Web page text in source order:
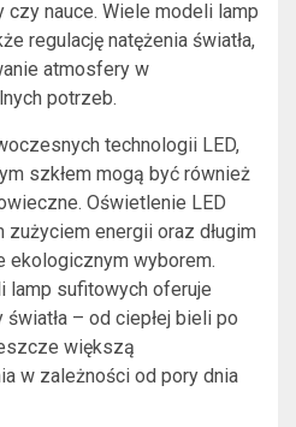
czy nauce. Wiele modeli lamp
regulację natężenia światła,
atmosfery w
potrzeb.
technologii LED,
szkłem mogą być również
Oświetlenie LED
energii oraz długim
ekologicznym wyborem.
lamp sufitowych oferuje
– od ciepłej bieli po
większą
w zależności od pory dnia